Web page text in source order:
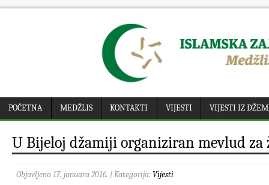
POČETNA MEDŽLIS KONTAKTI VIJESTI VIJESTI IZ
U Bijeloj džamiji organiziran mevlud za
Objavljeno 17. januara 2016. | Kategorija: Vijesti